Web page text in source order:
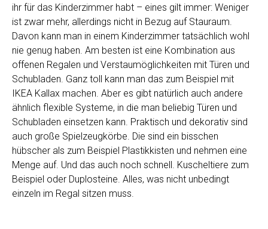
ihr für das Kinderzimmer habt – eines gilt immer: Weniger
ist zwar mehr, allerdings nicht in Bezug auf Stauraum.
Davon kann man in einem Kinderzimmer tatsächlich wohl
nie genug haben. Am besten ist eine Kombination aus
offenen Regalen und Verstaumöglichkeiten mit Türen und
Schubladen. Ganz toll kann man das zum Beispiel mit
IKEA Kallax machen. Aber es gibt natürlich auch andere
ähnlich flexible Systeme, in die man beliebig Türen und
Schubladen einsetzen kann. Praktisch und dekorativ sind
auch große Spielzeugkörbe. Die sind ein bisschen
hübscher als zum Beispiel Plastikkisten und nehmen eine
Menge auf. Und das auch noch schnell. Kuscheltiere zum
Beispiel oder Duplosteine. Alles, was nicht unbedingt
einzeln im Regal sitzen muss.